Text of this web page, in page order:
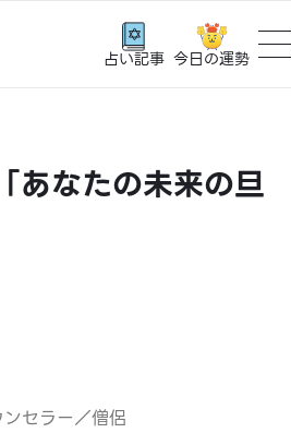
占い記事 今日の運勢
あなたの未来の旦
セラー／僧侶